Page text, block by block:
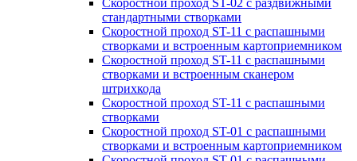
Скоростной проход ST-02 с раздвижными
стандартными створками
Скоростной проход ST-11 с распашными
створками и встроенным картоприемником
Скоростной проход ST-11 с распашными
створками и встроенным сканером
штрихкода
Скоростной проход ST-11 с распашными
створками
Скоростной проход ST-01 с распашными
створками и встроенным картоприемником